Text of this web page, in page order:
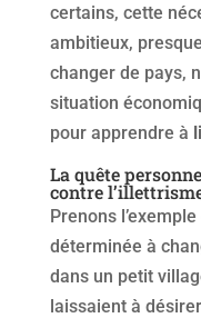
certains, cette
ambitieux,
changer de pays,
situation
pour apprendre à
La quête
contre
Prenons
déterminée à
dans un petit
laissaient à